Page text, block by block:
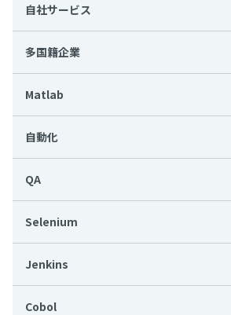
自社サービス
多国籍企業
Matlab
自動化
QA
Selenium
Jenkins
Cobol